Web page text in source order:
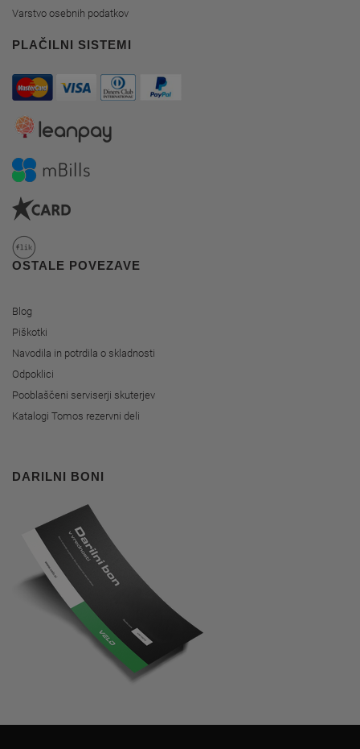
Varstvo osebnih podatkov
PLAČILNI SISTEMI
OSTALE POVEZAVE
Blog
Piškotki
Navodila in potrdila o skladnosti
Odpoklici
Pooblaščeni serviserji skuterjev
Katalogi Tomos rezervni deli
DARILNI BONI